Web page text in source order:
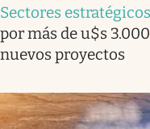
Sectores estratégicos
por más de u$s
nuevos proyectos